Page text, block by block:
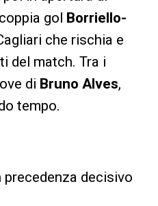
gol Borriello-
che rischia e
del match. Tra i
di Bruno Alves,
tempo.
decisivo